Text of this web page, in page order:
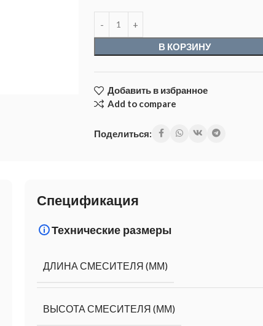
В КОРЗИНУ
Добавить в избранное
Add to compare
Поделиться:
Спецификация
Технические размеры
ДЛИНА СМЕСИТЕЛЯ (ММ)
ВЫСОТА СМЕСИТЕЛЯ (ММ)